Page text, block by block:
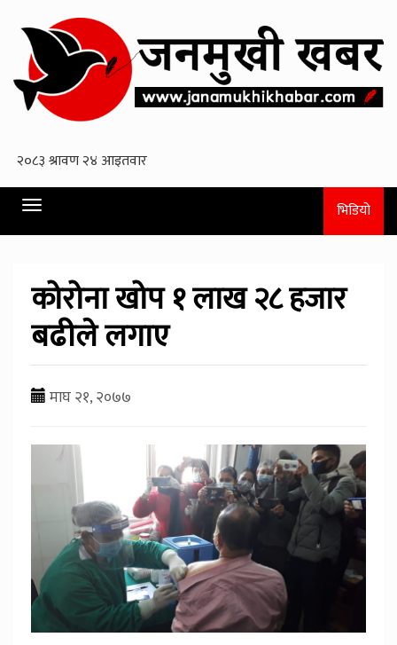
Toggle
navigation
भिडियो
कोरोना खोप १ लाख २८ हजार
बढीले लगाए
माघ २१, २०७७